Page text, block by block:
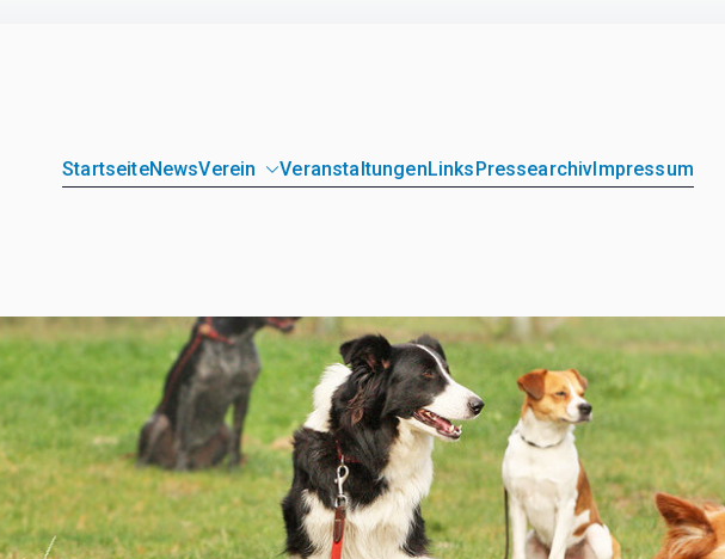
Loitz e.V.
StartseiteNewsVerein VeranstaltungenLinksPressearchivImpressum